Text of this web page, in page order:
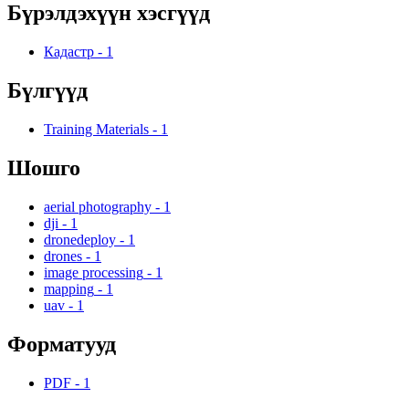
Бүрэлдэхүүн хэсгүүд
Кадастр - 1
Бүлгүүд
Training Materials - 1
Шошго
aerial photography - 1
dji - 1
dronedeploy - 1
drones - 1
image processing - 1
mapping - 1
uav - 1
Форматууд
PDF - 1